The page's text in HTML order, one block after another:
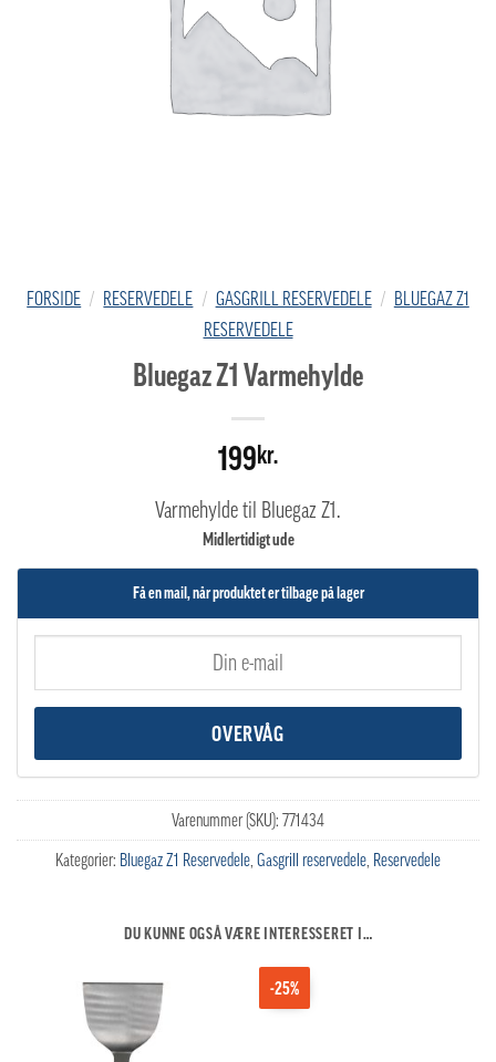
FORSIDE / RESERVEDELE / GASGRILL RESERVEDELE / BLUEGAZ Z1
RESERVEDELE
Bluegaz Z1 Varmehylde
199kr.
Varmehylde til Bluegaz Z1.
Midlertidigt ude
Få en mail, når produktet er tilbage på lager
Varenummer (SKU): 771434
Kategorier: Bluegaz Z1 Reservedele Gasgrill reservedele Reservedele
DU KUNNE OGSÅ VÆRE INTERESSERET I…
-25%